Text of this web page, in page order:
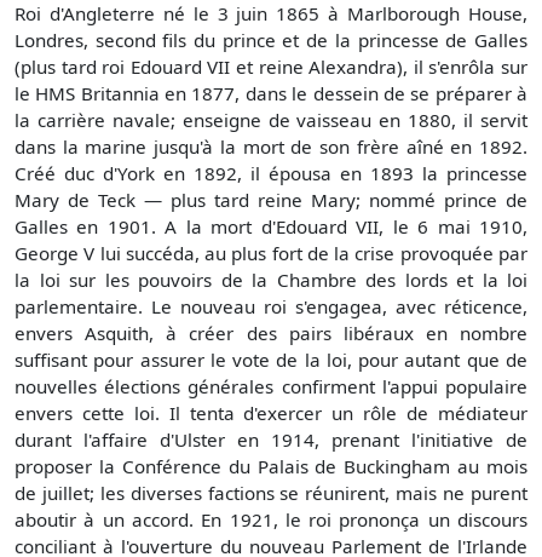
Roi d'Angleterre né le 3 juin 1865 à Marlborough House,
Londres, second fils du prince et de la princesse de Galles
(plus tard roi Edouard VII et reine Alexandra), il s'enrôla sur
le HMS Britannia en 1877, dans le dessein de se préparer à
la carrière navale; enseigne de vaisseau en 1880, il servit
dans la marine jusqu'à la mort de son frère aîné en 1892.
Créé duc d'York en 1892, il épousa en 1893 la princesse
Mary de Teck — plus tard reine Mary; nommé prince de
Galles en 1901. A la mort d'Edouard VII, le 6 mai 1910,
George V lui succéda, au plus fort de la crise provoquée par
la loi sur les pouvoirs de la Chambre des lords et la loi
parlementaire. Le nouveau roi s'engagea, avec réticence,
envers Asquith, à créer des pairs libéraux en nombre
suffisant pour assurer le vote de la loi, pour autant que de
nouvelles élections générales confirment l'appui populaire
envers cette loi. Il tenta d'exercer un rôle de médiateur
durant l'affaire d'Ulster en 1914, prenant l'initiative de
proposer la Conférence du Palais de Buckingham au mois
de juillet; les diverses factions se réunirent, mais ne purent
aboutir à un accord. En 1921, le roi prononça un discours
conciliant à l'ouverture du nouveau Parlement de l'Irlande